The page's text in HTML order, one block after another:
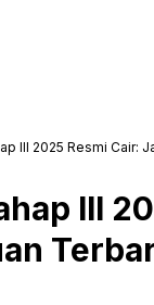
III 2025 Resmi Cair:
III